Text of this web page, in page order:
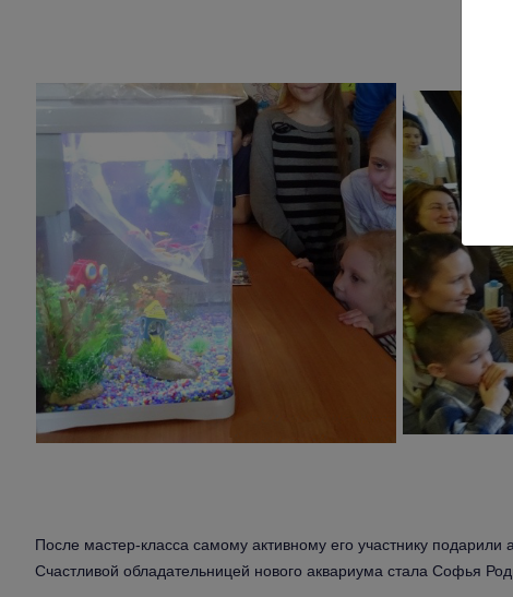
После мастер-класса самому активному его участнику
Счастливой обладательницей нового аквариума стала Софья